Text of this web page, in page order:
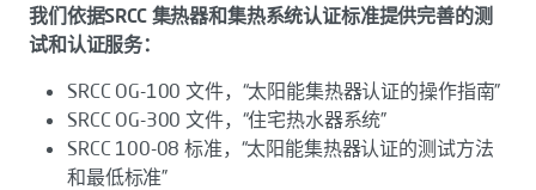
我们依据SRCC 集热器和集热系统认证标准提供完善的测
试和认证服务：
SRCC OG-100 文件，“太阳能集热器认证的操作指南”
SRCC OG-300 文件，“住宅热水器系统”
SRCC 100-08 标准，“太阳能集热器认证的测试方法
和最低标准”